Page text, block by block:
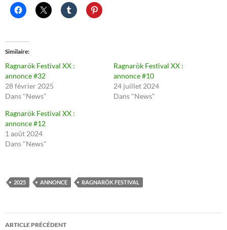
Similaire
Ragnarök Festival XX :
annonce #32
28 février 2025
Dans "News"
Ragnarök Festival XX :
annonce #10
24 juillet 2024
Dans "News"
Ragnarök Festival XX :
annonce #12
1 août 2024
Dans "News"
2025 ANNONCE RAGNARÖK FESTIVAL
Navigation
ARTICLE PRÉCÉDENT